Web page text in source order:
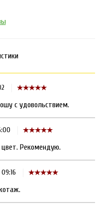
с удовольствием.
Рекомендую.